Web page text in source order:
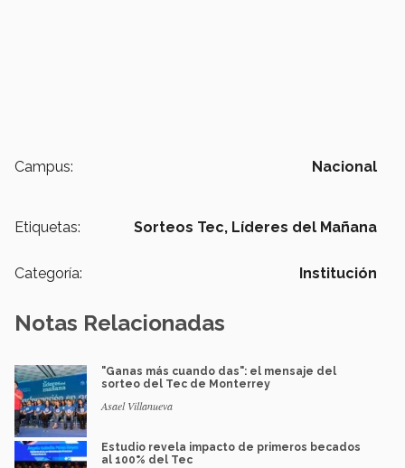
Campus: Nacional
Etiquetas: Sorteos Tec, Líderes del Mañana
Categoría: Institución
Notas Relacionadas
"Ganas más cuando das": el mensaje del
sorteo del Tec de Monterrey
Asael Villanueva
Estudio revela impacto de primeros becados
al 100% del Tec